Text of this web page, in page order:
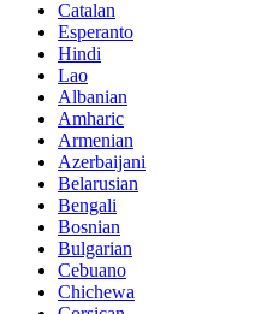
Catalan
Esperanto
Hindi
Lao
Albanian
Amharic
Armenian
Azerbaijani
Belarusian
Bengali
Bosnian
Bulgarian
Cebuano
Chichewa